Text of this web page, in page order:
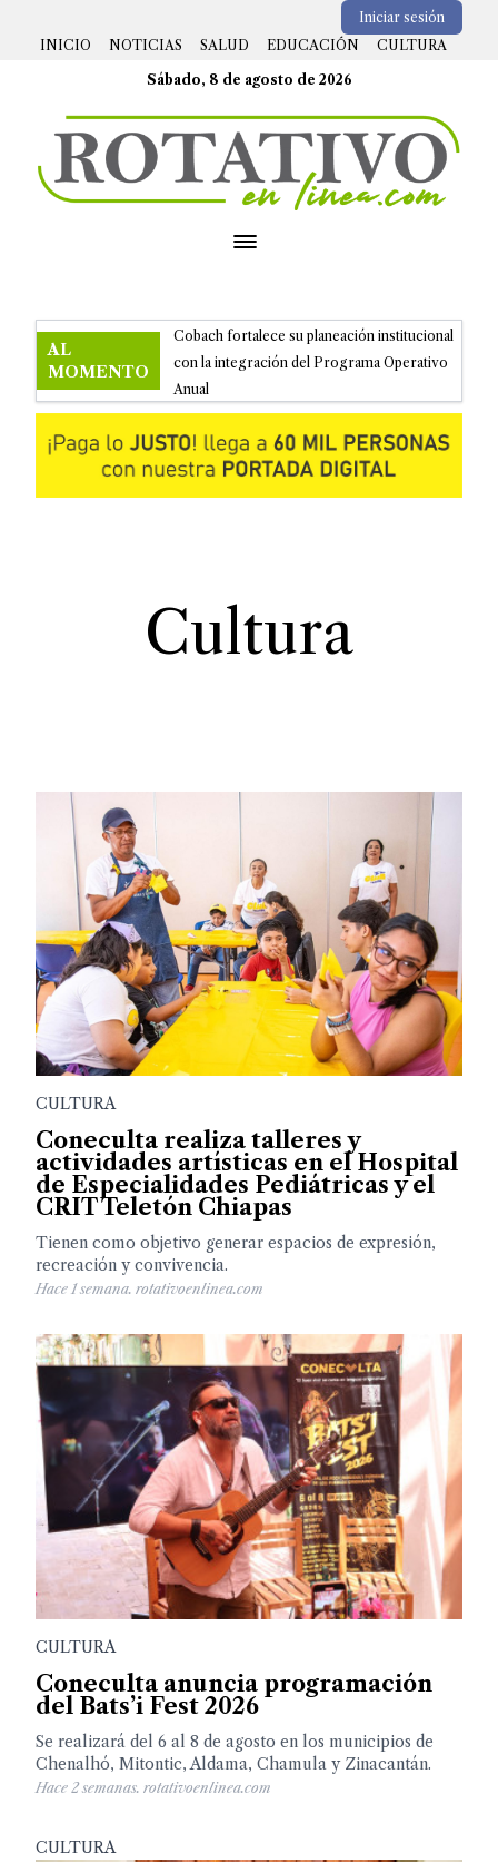
Iniciar sesión
INICIO
NOTICIAS SALUD EDUCACIÓN CULTURA
Sábado, 8 de agosto de 2026
AL
MOMENTO
Cobach fortalece su planeación institucional
con la integración del Programa Operativo
Anual
Cultura
CULTURA
Coneculta realiza talleres y
actividades artísticas en el Hospital
de Especialidades Pediátricas y el
CRIT Teletón Chiapas
Tienen como objetivo generar espacios de expresión,
recreación y convivencia.
Hace 1 semana. rotativoenlinea.com
CULTURA
Coneculta anuncia programación
del Bats’i Fest 2026
Se realizará del 6 al 8 de agosto en los municipios de
Chenalhó, Mitontic, Aldama, Chamula y Zinacantán.
Hace 2 semanas. rotativoenlinea.com
CULTURA